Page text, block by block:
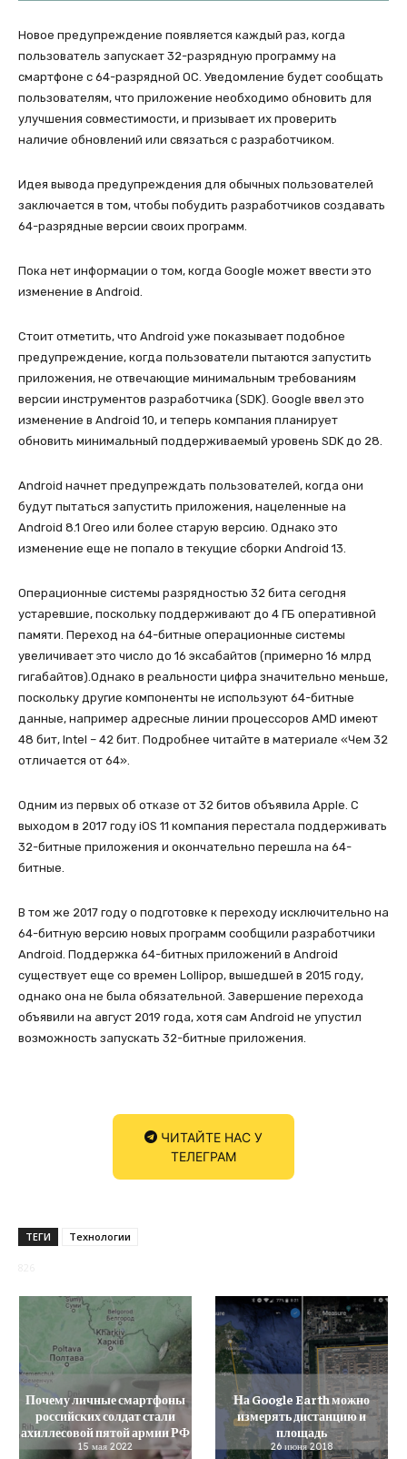
Новое предупреждение появляется каждый раз, когда
пользователь запускает 32-разрядную программу на
смартфоне с 64-разрядной ОС. Уведомление будет сообщать
пользователям, что приложение необходимо обновить для
улучшения совместимости, и призывает их проверить
наличие обновлений или связаться с разработчиком.
Идея вывода предупреждения для обычных пользователей
заключается в том, чтобы побудить разработчиков создавать
64-разрядные версии своих программ.
Пока нет информации о том, когда Google может ввести это
изменение в Android.
Стоит отметить, что Android уже показывает подобное
предупреждение, когда пользователи пытаются запустить
приложения, не отвечающие минимальным требованиям
версии инструментов разработчика (SDK). Google ввел это
изменение в Android 10, и теперь компания планирует
обновить минимальный поддерживаемый уровень SDK до 28.
Android начнет предупреждать пользователей, когда они
будут пытаться запустить приложения, нацеленные на
Android 8.1 Oreo или более старую версию. Однако это
изменение еще не попало в текущие сборки Android 13.
Операционные системы разрядностью 32 бита сегодня
устаревшие, поскольку поддерживают до 4 ГБ оперативной
памяти. Переход на 64-битные операционные системы
увеличивает это число до 16 эксабайтов (примерно 16 млрд
гигабайтов).Однако в реальности цифра значительно меньше,
поскольку другие компоненты не используют 64-битные
данные, например адресные линии процессоров AMD имеют
48 бит, Intel – 42 бит. Подробнее читайте в материале «Чем 32
отличается от 64».
Одним из первых об отказе от 32 битов объявила Apple. С
выходом в 2017 году iOS 11 компания перестала поддерживать
32-битные приложения и окончательно перешла на 64-
битные.
В том же 2017 году о подготовке к переходу исключительно на
64-битную версию новых программ сообщили разработчики
Android. Поддержка 64-битных приложений в Android
существует еще со времен Lollipop, вышедшей в 2015 году,
однако она не была обязательной. Завершение перехода
объявили на август 2019 года, хотя сам Android не упустил
возможность запускать 32-битные приложения.
ЧИТАЙТЕ НАС У
ТЕЛЕГРАМ
ТЕГИ Технологии
Почему личные смартфоны
российских солдат стали
ахиллесовой пятой армии РФ
15 мая 2022
На Google Earth можно
измерять дистанцию и
площадь
26 июня 2018